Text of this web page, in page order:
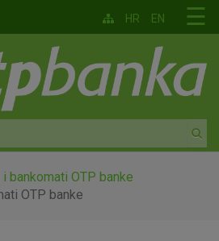
☰
HR EN
bankomati OTP banke
OTP banke